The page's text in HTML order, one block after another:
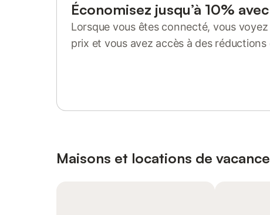
Économisez jusqu’à 10%
Lorsque vous êtes connecté, vous
prix et vous avez accès à des réductions
Maisons et locations de